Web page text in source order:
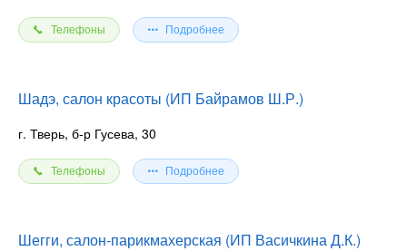
Телефоны Подробнее
Шадэ, салон красоты (ИП Байрамов Ш.Р.)
г. Тверь, б-р Гусева, 30
Телефоны Подробнее
Шегги, салон-парикмахерская (ИП Васичкина Д.К.)